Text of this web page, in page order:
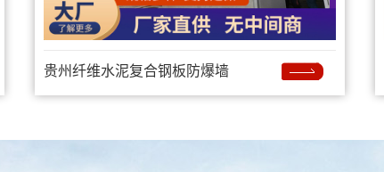
贵州纤维水泥复合钢板防爆墙